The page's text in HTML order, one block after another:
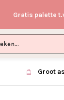
Gratis palette
Groot